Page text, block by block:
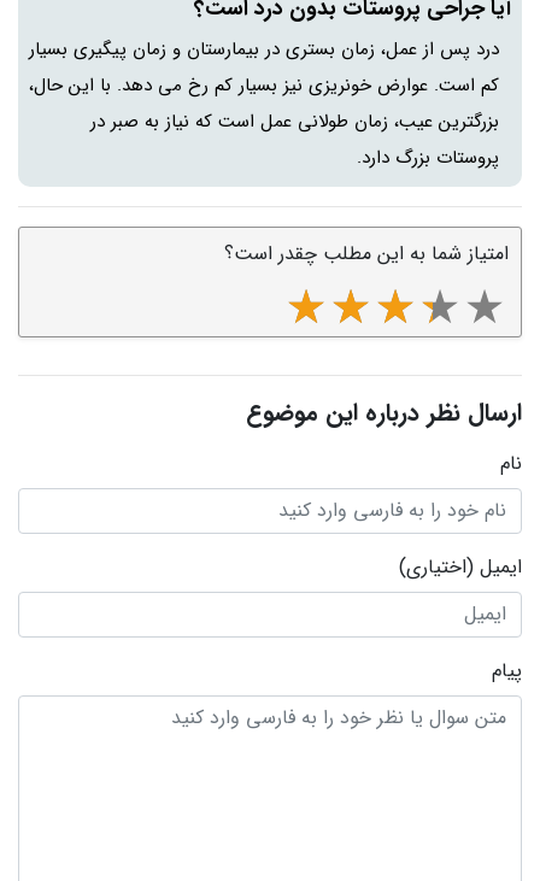
آیا جراحی پروستات بدون درد است؟
درد پس از عمل، زمان بستری در بیمارستان و زمان پیگیری بسیار
کم است. عوارض خونریزی نیز بسیار کم رخ می دهد. با این حال،
بزرگترین عیب، زمان طولانی عمل است که نیاز به صبر در
پروستات بزرگ دارد.
امتیاز شما به این مطلب چقدر است؟
ارسال نظر درباره این موضوع
نام
ایمیل (اختیاری)
پیام